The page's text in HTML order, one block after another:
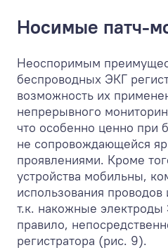
Носимые патч-
Неоспоримым
беспроводных ЭКГ
возможность их
непрерывного
что особенно ценно при
не сопровождающейся
проявлениями. Кроме
устройства мобильны,
использования проводов
т.к. накожные электроды
правило,
регистратора (рис. 9).